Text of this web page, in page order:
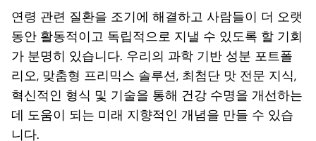
연령 관련 질환을 조기에 해결하고 사람들이 더 오랫
동안 활동적이고 독립적으로 지낼 수 있도록 할 기회
가 분명히 있습니다. 우리의 과학 기반 성분 포트폴
리오, 맞춤형 프리믹스 솔루션, 최첨단 맛 전문 지식,
혁신적인 형식 및 기술을 통해 건강 수명을 개선하는
데 도움이 되는 미래 지향적인 개념을 만들 수 있습
니다.